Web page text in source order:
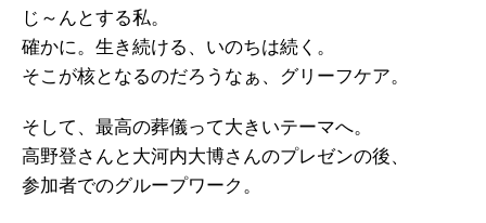
じ～んとする私。
確かに。生き続ける、いのちは続く。
そこが核となるのだろうなぁ、グリーフケア。
そして、最高の葬儀って大きいテーマへ。
高野登さんと大河内大博さんのプレゼンの後、
参加者でのグループワーク。